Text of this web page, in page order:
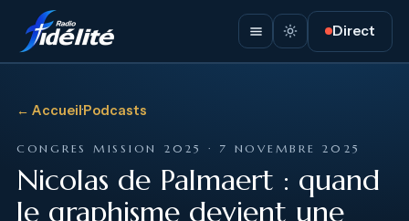
Direct
← Accueil·Podcasts
CONGRES MISSION 2025 · 7 NOVEMBRE 2025
Nicolas de Palmaert : quand
le graphisme devient une